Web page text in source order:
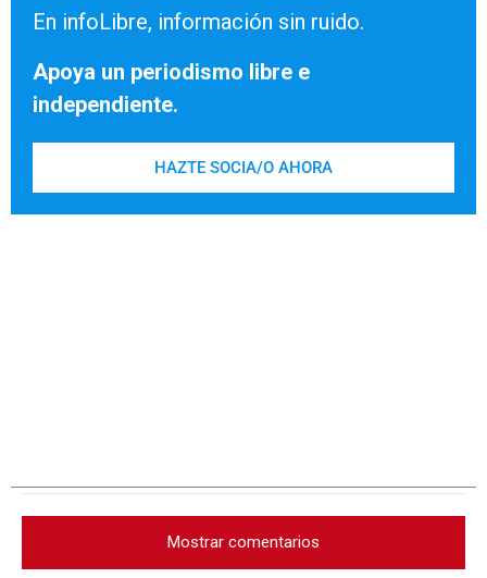
En infoLibre, información sin ruido.
Apoya un periodismo libre e
independiente.
HAZTE SOCIA/O AHORA
Mostrar comentarios